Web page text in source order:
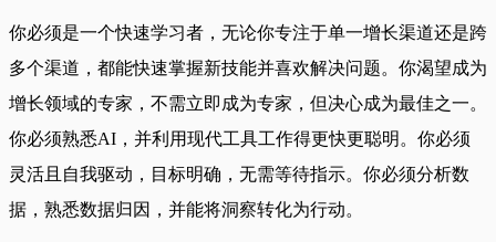
你必须是一个快速学习者，无论你专注于单一增长渠道还是跨
多个渠道，都能快速掌握新技能并喜欢解决问题。你渴望成为
增长领域的专家，不需立即成为专家，但决心成为最佳之一。
你必须熟悉AI，并利用现代工具工作得更快更聪明。你必须
灵活且自我驱动，目标明确，无需等待指示。你必须分析数
据，熟悉数据归因，并能将洞察转化为行动。